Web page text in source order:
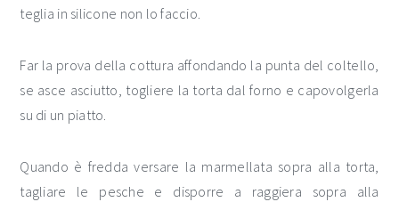
teglia in silicone non lo faccio.
Far la prova della cottura affondando la punta del coltello,
se asce asciutto, togliere la torta dal forno e capovolgerla
su di un piatto.
Quando è fredda versare la marmellata sopra alla torta,
tagliare le pesche e disporre a raggiera sopra alla